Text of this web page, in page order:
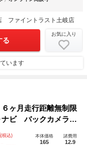
ファイントラスト土岐店
る
お気に入り
います
月走行距離無制限
ナビ バックカメラ
ーズコントロール
Ｄ ディーゼルター
(税込) 本体価格
165
諸費用
12.9